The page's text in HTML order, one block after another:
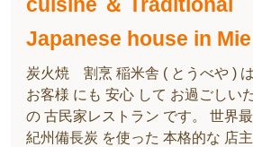
cuisine ＆ Traditional
Japanese house in
炭火焼 割烹 稲米舎 ( とうべや )
お客様 にも 安心 して お過ごしい
の 古民家レストラン です。 世界
紀州備長炭 を使った 本格的な 店